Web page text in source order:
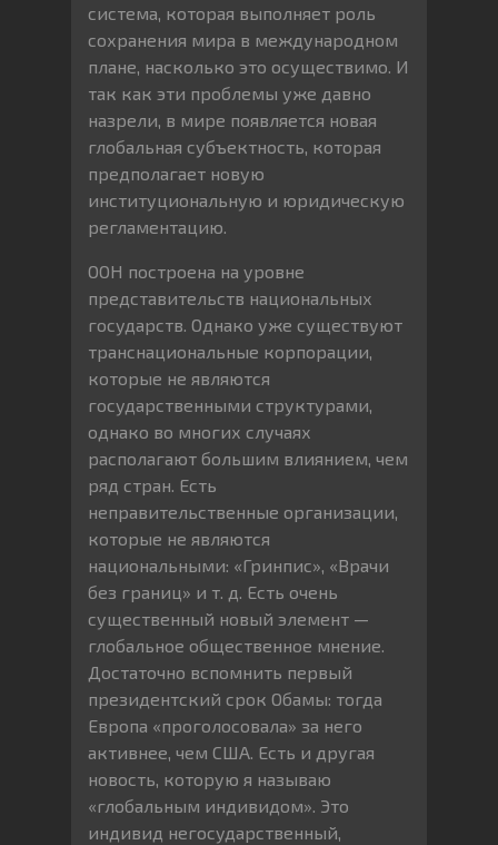
система, которая выполняет роль
сохранения мира в международном
плане, насколько это осуществимо. И
так как эти проблемы уже давно
назрели, в мире появляется новая
глобальная субъектность, которая
предполагает новую
институциональную и юридическую
регламентацию.
ООН построена на уровне
представительств национальных
государств. Однако уже существуют
транснациональные корпорации,
которые не являются
государственными структурами,
однако во многих случаях
располагают большим влиянием, чем
ряд стран. Есть
неправительственные организации,
которые не являются
национальными: «Гринпис», «Врачи
без границ» и т. д. Есть очень
существенный новый элемент —
глобальное общественное мнение.
Достаточно вспомнить первый
президентский срок Обамы: тогда
Европа «проголосовала» за него
активнее, чем США. Есть и другая
новость, которую я называю
«глобальным индивидом». Это
индивид негосударственный,